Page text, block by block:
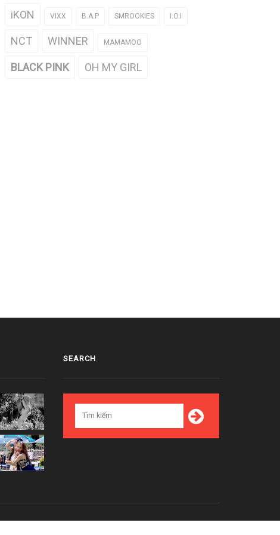
iKON VIXX B.A.P SMROOKIES I.O.I
NCT WINNER MAMAMOO
BLACK PINK OH MY GIRL
SEARCH